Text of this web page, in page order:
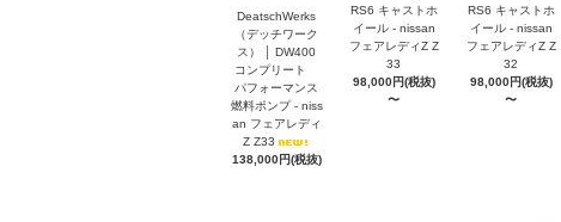
DeatschWerks
（デッチワーク
ス） │ DW400
コンプリート
パフォーマンス
燃料ポンプ - niss
an フェアレディ
Z Z33
138,000円(税抜)
RS6 キャストホ
イール - nissan
フェアレディZ Z
33
98,000円(税抜)
〜
RS6 キャストホ
イール - nissan
フェアレディZ Z
32
98,000円(税抜)
〜